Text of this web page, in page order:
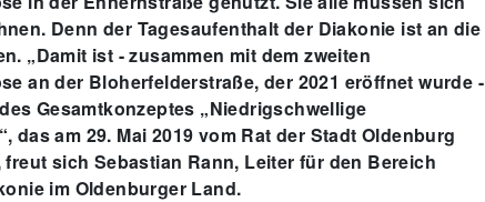
Denn der Tagesaufenthalt der Diakonie ist an die
„Damit ist - zusammen mit dem zweiten
an der Bloherfelderstraße, der 2021 eröffnet wurde -
Gesamtkonzeptes „Niedrigschwellige
am 29. Mai 2019 vom Rat der Stadt Oldenburg
sich Sebastian Rann, Leiter für den Bereich
im Oldenburger Land.